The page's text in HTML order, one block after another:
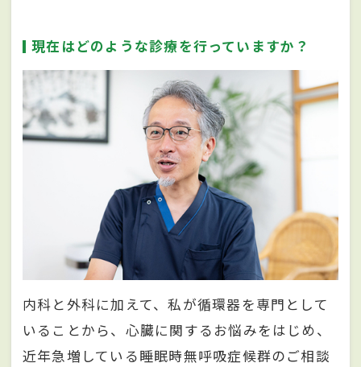
現在はどのような診療を行っていますか？
内科と外科に加えて、私が循環器を専門として
いることから、心臓に関するお悩みをはじめ、
近年急増している睡眠時無呼吸症候群のご相談